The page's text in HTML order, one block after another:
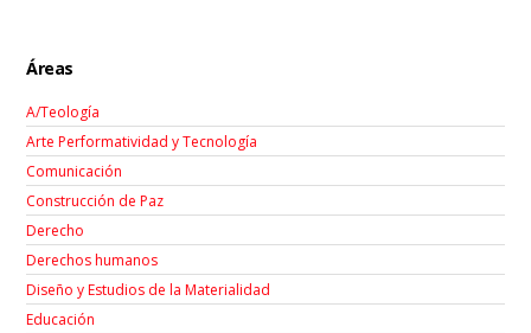
Áreas
A/Teología
Arte Performatividad y Tecnología
Comunicación
Construcción de Paz
Derecho
Derechos humanos
Diseño y Estudios de la Materialidad
Educación